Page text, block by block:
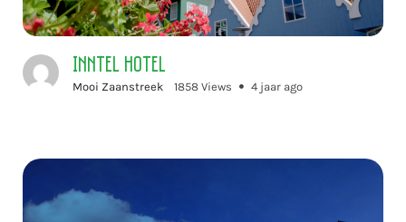
Inntel Hotel
Mooi Zaanstreek 1858 Views 4 jaar ago